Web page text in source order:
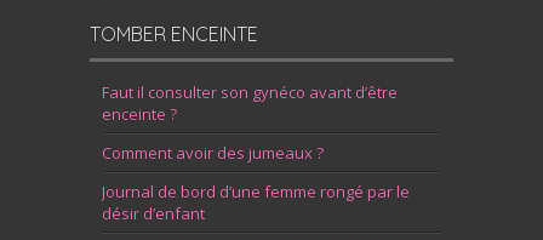
TOMBER ENCEINTE
Faut il consulter son gynéco avant d’être
enceinte ?
Comment avoir des jumeaux ?
Journal de bord d’une femme rongé par le
désir d’enfant